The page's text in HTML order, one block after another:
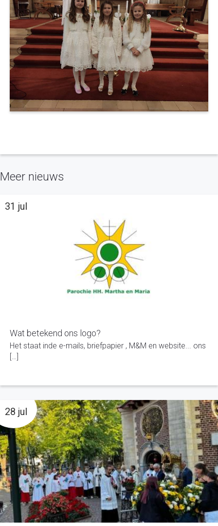
Meer nieuws
Wat betekend ons logo?
Het staat inde e-mails, briefpapier , M&M en website... ons
[…]
31 jul
28 jul